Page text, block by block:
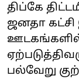
திப்கே
ஜனதா கட்சி
பல்வேறு